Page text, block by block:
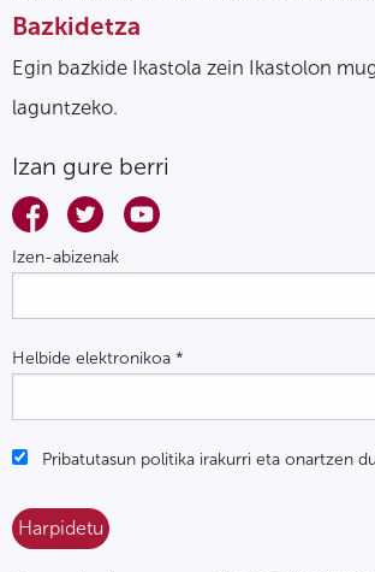
Bazkidetza
Egin bazkide Ikastola zein Ikastolon
laguntzeko.
Izan gure berri
Izen-abizenak
Helbide elektronikoa *
Pribatutasun politika irakurri eta onartzen